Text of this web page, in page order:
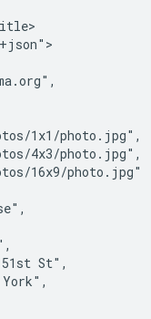
1x1/photo.jpg",
4x3/photo.jpg",
16x9/photo.jpg"
St",